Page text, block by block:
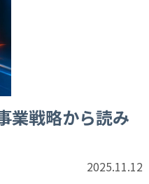
業戦略から読み
2025.11.12